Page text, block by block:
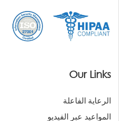
Our Links
الرعاية الفاعلة
المواعيد عبر الفيديو